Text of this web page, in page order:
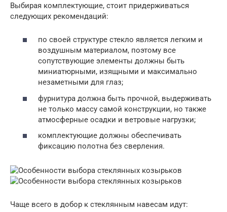
Выбирая комплектующие, стоит придерживаться
следующих рекомендаций:
по своей структуре стекло является легким и
воздушным материалом, поэтому все
сопутствующие элементы должны быть
миниатюрными, изящными и максимально
незаметными для глаз;
фурнитура должна быть прочной, выдерживать
не только массу самой конструкции, но также
атмосферные осадки и ветровые нагрузки;
комплектующие должны обеспечивать
фиксацию полотна без сверления.
Чаще всего в добор к стеклянным навесам идут: